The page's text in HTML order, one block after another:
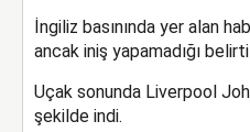
İngiliz basınında yer alan
ancak iniş yapamadığı
Uçak sonunda Liverpool
şekilde indi.